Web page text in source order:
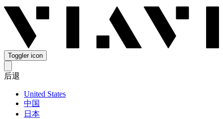
Toggler icon
后退
United States
中国
日本